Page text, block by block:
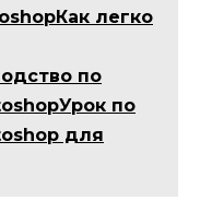
легко
по
по
для